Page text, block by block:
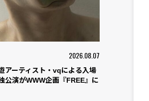
2026.08.07
アーティスト・vqによる入場
公演がWWW企画『FREE』に